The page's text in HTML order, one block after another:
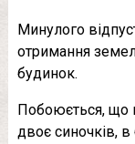
Минулого
отримання
будинок.
Побоюється, що
двоє синочків,